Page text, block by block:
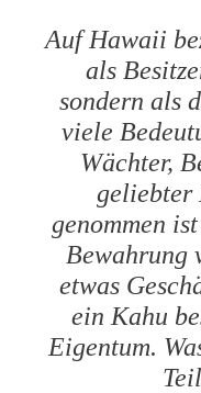
Auf Hawaii
als
sondern als
viele
Wächter,
geliebter
genommen
Bewahrung
etwas
ein Kahu
Eigentum.